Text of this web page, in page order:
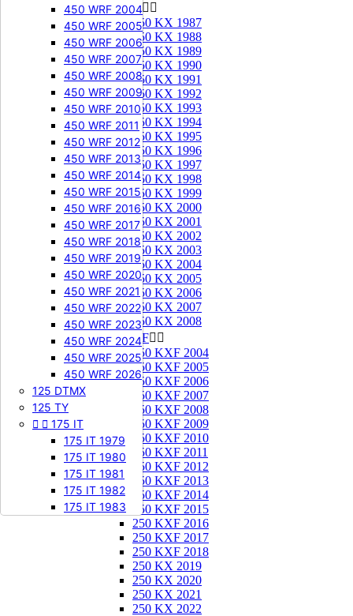
450 WRF 2004
450 WRF 2005
450 WRF 2006
450 WRF 2007
450 WRF 2008
450 WRF 2009
450 WRF 2010
450 WRF 2011
450 WRF 2012
450 WRF 2013
450 WRF 2014
450 WRF 2015
450 WRF 2016
450 WRF 2017
450 WRF 2018
450 WRF 2019
450 WRF 2020
450 WRF 2021
450 WRF 2022
450 WRF 2023
450 WRF 2024
450 WRF 2025
450 WRF 2026
125 DTMX
125 TY
  175 IT
175 IT 1979
175 IT 1980
175 IT 1981
175 IT 1982
175 IT 1983
250 KX 
250 KX 1987
250 KX 1988
250 KX 1989
250 KX 1990
250 KX 1991
250 KX 1992
250 KX 1993
250 KX 1994
250 KX 1995
250 KX 1996
250 KX 1997
250 KX 1998
250 KX 1999
250 KX 2000
250 KX 2001
250 KX 2002
250 KX 2003
250 KX 2004
250 KX 2005
250 KX 2006
250 KX 2007
250 KX 2008
250 KXF 
250 KXF 2004
250 KXF 2005
250 KXF 2006
250 KXF 2007
250 KXF 2008
250 KXF 2009
250 KXF 2010
250 KXF 2011
250 KXF 2012
250 KXF 2013
250 KXF 2014
250 KXF 2015
250 KXF 2016
250 KXF 2017
250 KXF 2018
250 KX 2019
250 KX 2020
250 KX 2021
250 KX 2022